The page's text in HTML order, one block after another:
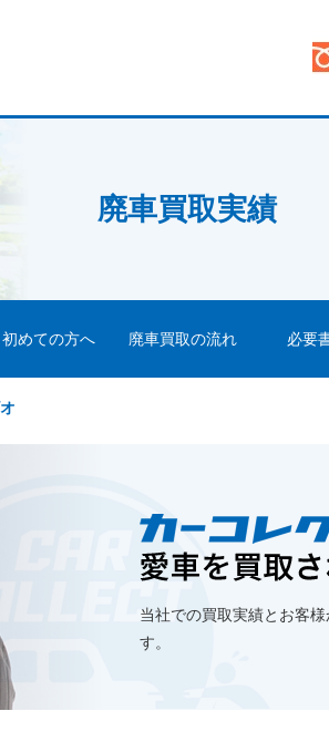
廃車買取実績
初めての方へ 廃車買取の流れ 必要
当社での買取実績とお客
す。